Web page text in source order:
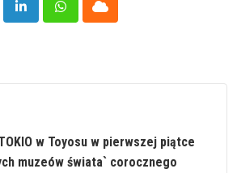
LinkedInWhatsappCloud
w Toyosu w pierwszej piątce
muzeów świata` corocznego